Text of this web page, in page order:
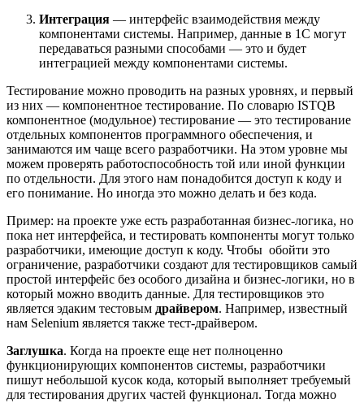
Интеграция — интерфейс взаимодействия между
компонентами системы. Например, данные в 1С могут
передаваться разными способами — это и будет
интеграцией между компонентами системы.
Тестирование можно проводить на разных уровнях, и первый
из них — компонентное тестирование. По словарю ISTQB
компонентное (модульное) тестирование — это тестирование
отдельных компонентов программного обеспечения, и
занимаются им чаще всего разработчики. На этом уровне мы
можем проверять работоспособность той или иной функции
по отдельности. Для этого нам понадобится доступ к коду и
его понимание. Но иногда это можно делать и без кода.
Пример: на проекте уже есть разработанная бизнес-логика, но
пока нет интерфейса, и тестировать компоненты могут только
разработчики, имеющие доступ к коду. Чтобы обойти это
ограничение, разработчики создают для тестировщиков самый
простой интерфейс без особого дизайна и бизнес-логики, но в
который можно вводить данные. Для тестировщиков это
является эдаким тестовым драйвером. Например, известный
нам Selenium является также тест-драйвером.
Заглушка. Когда на проекте еще нет полноценно
функционирующих компонентов системы, разработчики
пишут небольшой кусок кода, который выполняет требуемый
для тестирования других частей функционал. Тогда можно